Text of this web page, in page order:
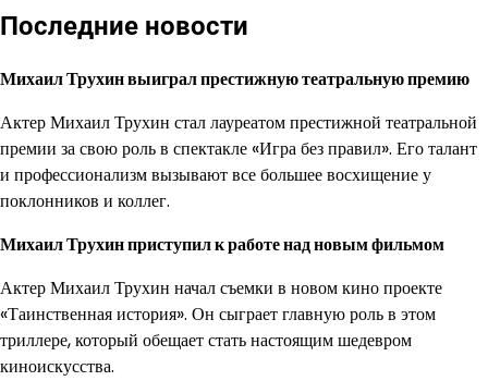
Последние новости
Михаил Трухин выиграл престижную театральную премию
Актер Михаил Трухин стал лауреатом престижной театральной
премии за свою роль в спектакле «Игра без правил». Его талант
и профессионализм вызывают все большее восхищение у
поклонников и коллег.
Михаил Трухин приступил к работе над новым фильмом
Актер Михаил Трухин начал съемки в новом кино проекте
«Таинственная история». Он сыграет главную роль в этом
триллере, который обещает стать настоящим шедевром
киноискусства.